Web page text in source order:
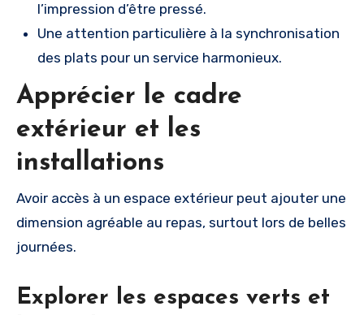
l’impression d’être pressé.
Une attention particulière à la synchronisation
des plats pour un service harmonieux.
Apprécier le cadre
extérieur et les
installations
Avoir accès à un espace extérieur peut ajouter une
dimension agréable au repas, surtout lors de belles
journées.
Explorer les espaces verts et